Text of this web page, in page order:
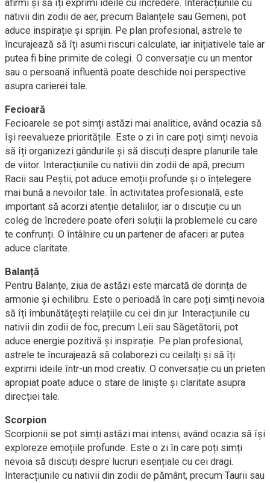
afirmi și să îți exprimi ideile cu încredere. Interacțiunile cu
nativii din zodii de aer, precum Balanțele sau Gemeni, pot
aduce inspirație și sprijin. Pe plan profesional, astrele te
încurajează să îți asumi riscuri calculate, iar inițiativele tale ar
putea fi bine primite de colegi. O conversație cu un mentor
sau o persoană influentă poate deschide noi perspective
asupra carierei tale.
Fecioară
Fecioarele se pot simți astăzi mai analitice, având ocazia să
își reevalueze prioritățile. Este o zi în care poți simți nevoia
să îți organizezi gândurile și să discuți despre planurile tale
de viitor. Interacțiunile cu nativii din zodii de apă, precum
Racii sau Peștii, pot aduce emoții profunde și o înțelegere
mai bună a nevoilor tale. În activitatea profesională, este
important să acorzi atenție detaliilor, iar o discuție cu un
coleg de încredere poate oferi soluții la problemele cu care
te confrunți. O întâlnire cu un partener de afaceri ar putea
aduce claritate.
Balanță
Pentru Balanțe, ziua de astăzi este marcată de dorința de
armonie și echilibru. Este o perioadă în care poți simți nevoia
să îți îmbunătățești relațiile cu cei din jur. Interacțiunile cu
nativii din zodii de foc, precum Leii sau Săgetătorii, pot
aduce energie pozitivă și inspirație. Pe plan profesional,
astrele te încurajează să colaborezi cu ceilalți și să îți
exprimi ideile într-un mod creativ. O conversație cu un prieten
apropiat poate aduce o stare de liniște și claritate asupra
direcției tale.
Scorpion
Scorpionii se pot simți astăzi mai intensi, având ocazia să își
exploreze emoțiile profunde. Este o zi în care poți simți
nevoia să discuți despre lucruri esențiale cu cei dragi.
Interacțiunile cu nativii din zodii de pământ, precum Taurii sau